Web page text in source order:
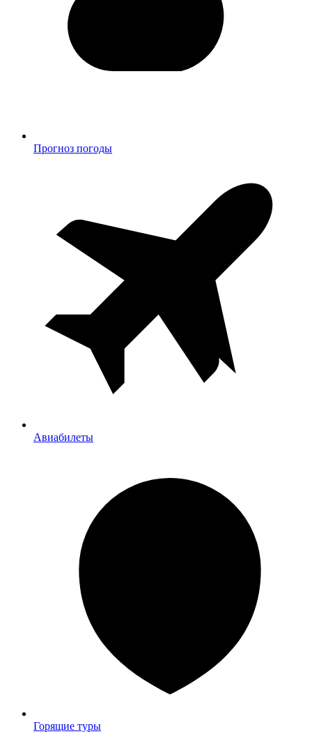
Прогноз погоды
Авиабилеты
Горящие туры